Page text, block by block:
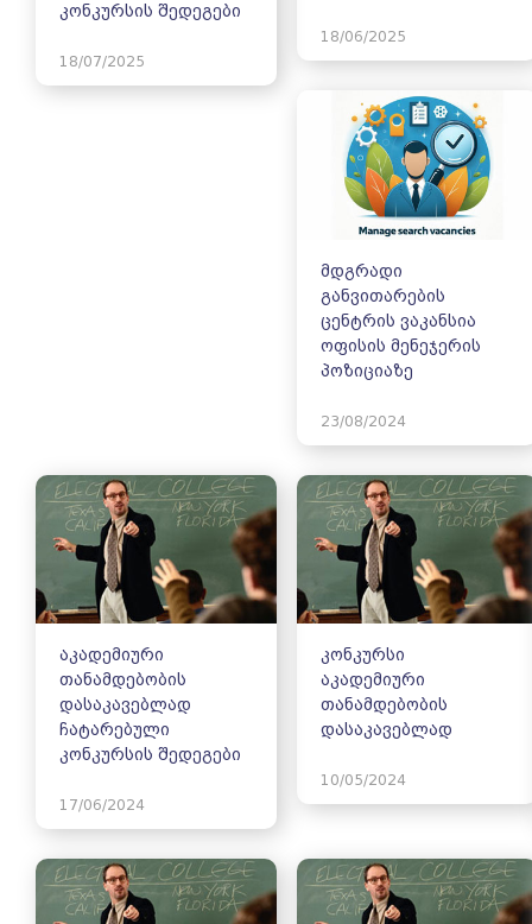
კონკურსის შედეგები
18/07/2025
18/06/2025
მდგრადი
განვითარების
ცენტრის ვაკანსია
ოფისის მენეჯერის
პოზიციაზე
23/08/2024
აკადემიური
თანამდებობის
დასაკავებლად
ჩატარებული
კონკურსის შედეგები
17/06/2024
კონკურსი
აკადემიური
თანამდებობის
დასაკავებლად
10/05/2024